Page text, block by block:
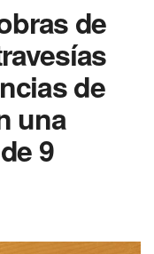
de
de
una
9